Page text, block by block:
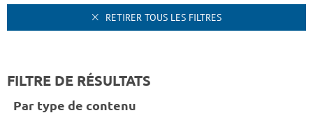
RETIRER TOUS LES FILTRES
FILTRE DE RÉSULTATS
Par type de contenu